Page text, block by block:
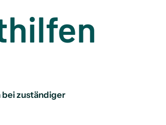
bei zuständiger